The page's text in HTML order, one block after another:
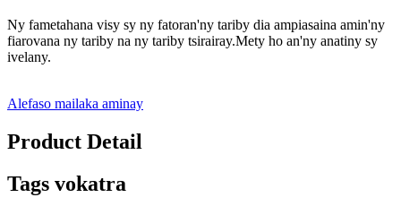
Ny fametahana visy sy ny fatoran'ny tariby dia ampiasaina amin'ny
fiarovana ny tariby na ny tariby tsirairay.Mety ho an'ny anatiny sy
ivelany.
Alefaso mailaka aminay
Product Detail
Tags vokatra